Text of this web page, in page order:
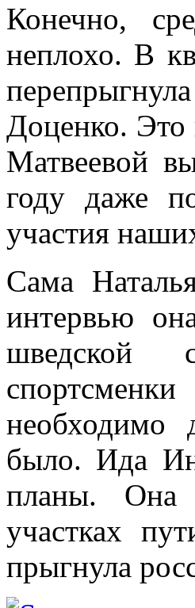
Конечно,
неплохо. В
Доценко. Это
Матвеевой
году даже
участия
Сама
интервью
шведской
необходимо
было. Ида
планы. Она
участках
прыгнула